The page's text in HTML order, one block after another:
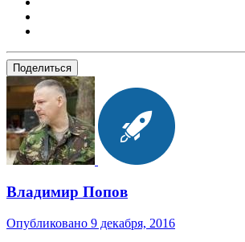
Поделиться
Владимир Попов
Опубликовано 9 декабря, 2016